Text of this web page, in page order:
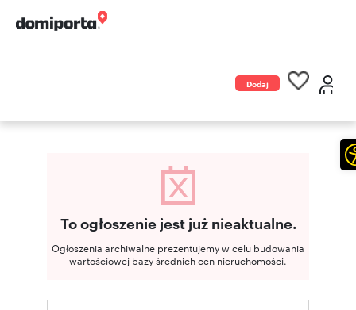
Dodaj
To ogłoszenie jest już nieaktualne.
Ogłoszenia archiwalne prezentujemy w celu budowania
wartościowej bazy średnich cen nieruchomości.